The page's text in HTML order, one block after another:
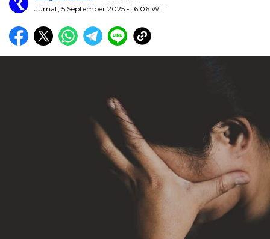
Jumat, 5 September 2025 - 16:06 WIT